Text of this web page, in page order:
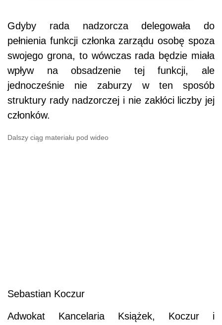
Gdyby rada nadzorcza delegowała do
pełnienia funkcji członka zarządu osobę spoza
swojego grona, to wówczas rada będzie miała
wpływ na obsadzenie tej funkcji, ale
jednocześnie nie zaburzy w ten sposób
struktury rady nadzorczej i nie zakłóci liczby jej
członków.
Dalszy ciąg materiału pod wideo
Sebastian Koczur
Adwokat Kancelaria Książek, Koczur i